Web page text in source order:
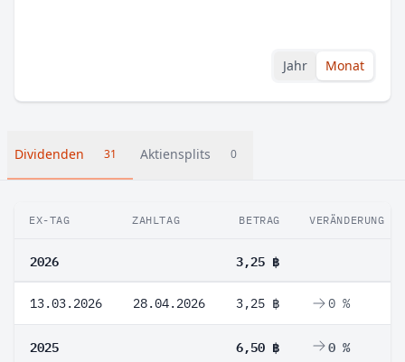
Jahr Monat
Dividenden 31 Aktiensplits 0
EX-TAG ZAHLTAG BETRAG VERÄNDERUNG
2026 3,25 ฿
13.03.2026 28.04.2026 3,25 ฿ 0 %
2025 6,50 ฿ 0 %